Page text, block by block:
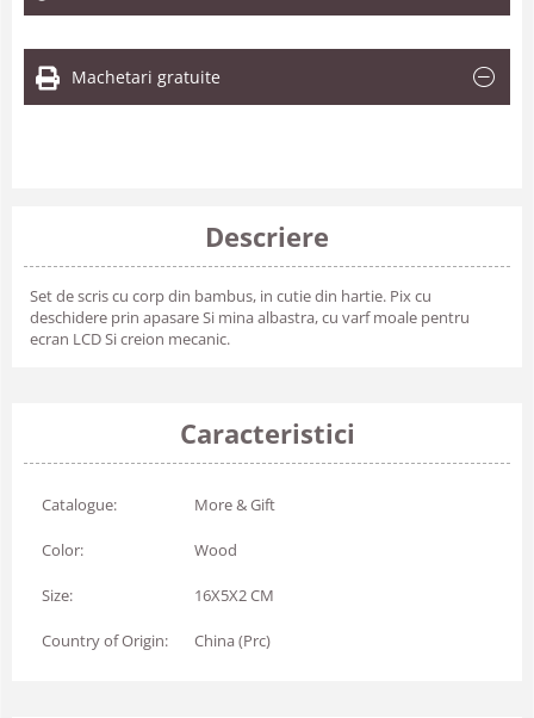
Machetari gratuite
Descriere
Set de scris cu corp din bambus, in cutie din hartie. Pix cu
deschidere prin apasare Si mina albastra, cu varf moale pentru
ecran LCD Si creion mecanic.
Caracteristici
Catalogue: More & Gift
Color: Wood
Size: 16X5X2 CM
Country of Origin: China (Prc)